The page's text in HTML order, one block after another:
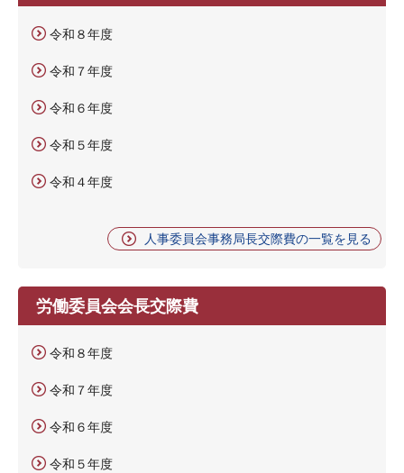
令和８年度
令和７年度
令和６年度
令和５年度
令和４年度
人事委員会事務局長交際費の一覧を見る
労働委員会会長交際費
令和８年度
令和７年度
令和６年度
令和５年度